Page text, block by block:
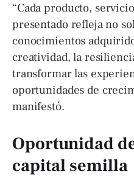
“Cada producto,
presentado refleja no
conocimientos
creatividad, la
transformar las
oportunidades de
manifestó.
Oportunidad
capital semilla